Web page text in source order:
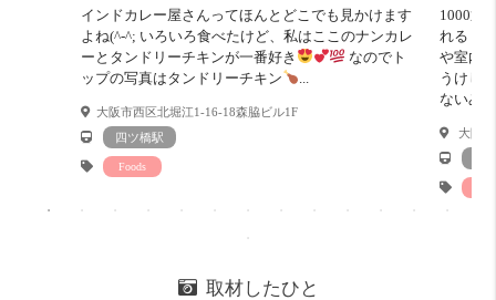
収納は奥に大きいのがありました。
そこも一応OPENではなく、
ジャバラのビニール傘のような素材のカーテンが付いてま
水廻り全員集合や、まる見えの件も踏まえて、
お部屋診断
インドカレー屋さんってほんとどこでも見かけます
よね(^-^; いろいろ食べたけど、私はここのナンカレ
ーとタンドリーチキンが一番好き
なのでト
ップの写真はタンドリーチキン
大阪市西区北堀江1-16-18森脇ビル1F
四ツ橋駅
Foods
1000通
れる！
や室内
うけし
ないみ
大阪府
取材したひと